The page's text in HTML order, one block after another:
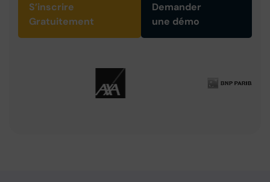
S’inscrire
Gratuitement
Demander
une démo